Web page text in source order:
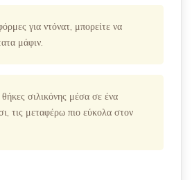
για ντόνατ, μπορείτε να
μάφιν.
σιλικόνης μέσα σε ένα
τις μεταφέρω πιο εύκολα στον